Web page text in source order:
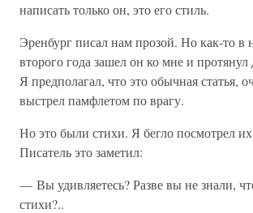
написать только он, это его стиль.
Эренбург писал нам прозой. Но как-то в
второго года зашел он ко мне и протянул
Я предполагал, что это обычная статья,
выстрел памфлетом по врагу.
Но это были стихи. Я бегло посмотрел их
Писатель это заметил:
— Вы удивляетесь? Разве вы не знали,
стихи?..